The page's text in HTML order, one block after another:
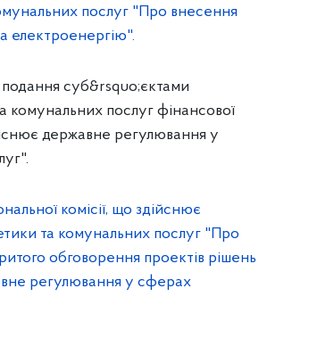
послуг "Про внесення
електроенергію".
суб&rsquo;єктами
послуг фінансової
державне регулювання у
комісії, що здійснює
та комунальних послуг "Про
обговорення проектів рішень
регулювання у сферах